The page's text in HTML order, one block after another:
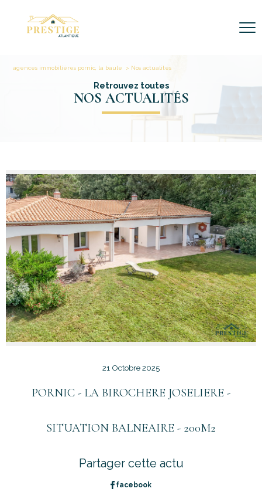
agences immobilières pornic, la baule Nos actualites
Retrouvez toutes
NOS ACTUALITÉS
21 Octobre 2025
PORNIC - LA BIROCHERE JOSELIERE -
SITUATION BALNEAIRE - 200M2
Partager cette actu
facebook